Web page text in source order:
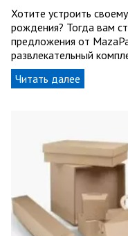
Хотите устроить
рождения? Тогда вам
предложения от
развлекательный
Читать далее